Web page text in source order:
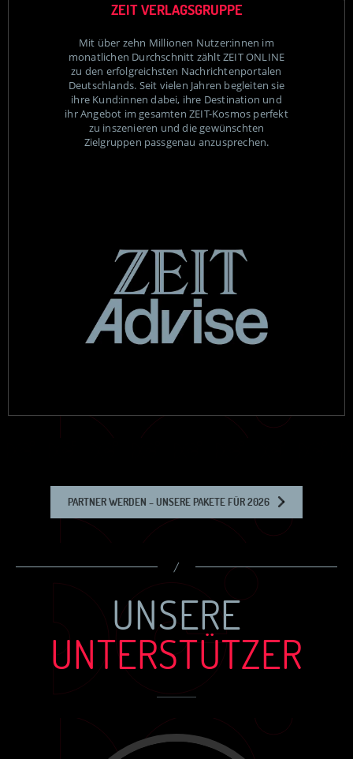
ZEIT VERLAGSGRUPPE
Mit über zehn Millionen Nutzer:innen im
monatlichen Durchschnitt zählt ZEIT ONLINE
zu den erfolgreichsten Nachrichtenportalen
Deutschlands. Seit vielen Jahren begleiten sie
ihre Kund:innen dabei, ihre Destination und
ihr Angebot im gesamten ZEIT-Kosmos perfekt
zu inszenieren und die gewünschten
Zielgruppen passgenau anzusprechen.
PARTNER WERDEN – UNSERE PAKETE FÜR 2026
/
UNSERE
UNTERSTÜTZER